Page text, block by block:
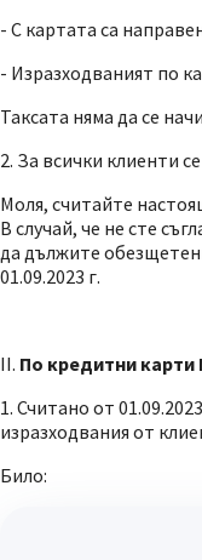
- С картата са
- Изразходваният по
Таксата няма да се
2. За всички клиенти
Моля, считайте
В случай, че не сте
да дължите
01.09.2023 г.
II. По кредитни карти
1. Считано от
изразходвания от
Било: